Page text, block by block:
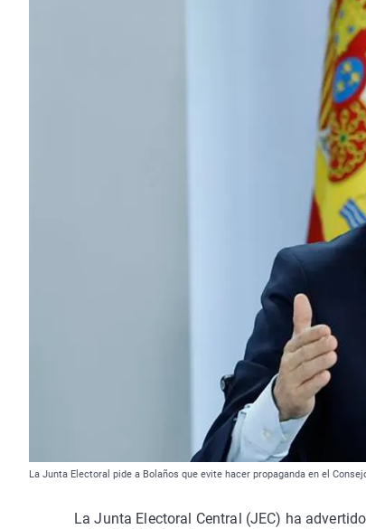
La Junta Electoral pide a Bolaños que evite hacer propaganda en el
La Junta Electoral Central (JEC) ha